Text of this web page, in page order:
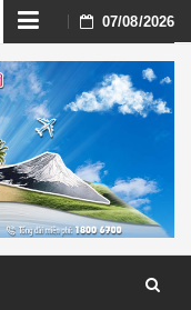
Skip
to
content
07/08/2026